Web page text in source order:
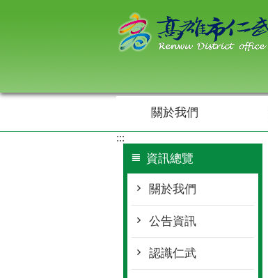
關於我們
:::
資訊總覽
關於我們
公告資訊
認識仁武